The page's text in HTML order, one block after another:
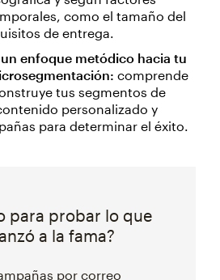
como el tamaño del
de entrega.
enfoque metódico hacia tu
comprende
tus segmentos de
personalizado y
para determinar el éxito.
para probar lo que
a la fama?
por correo